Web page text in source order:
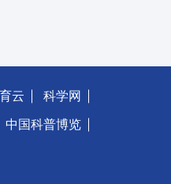
云 科学网
中国科普博览